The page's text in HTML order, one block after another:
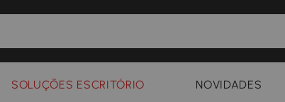
SOLUÇÕES ESCRITÓRIO NOVIDADES